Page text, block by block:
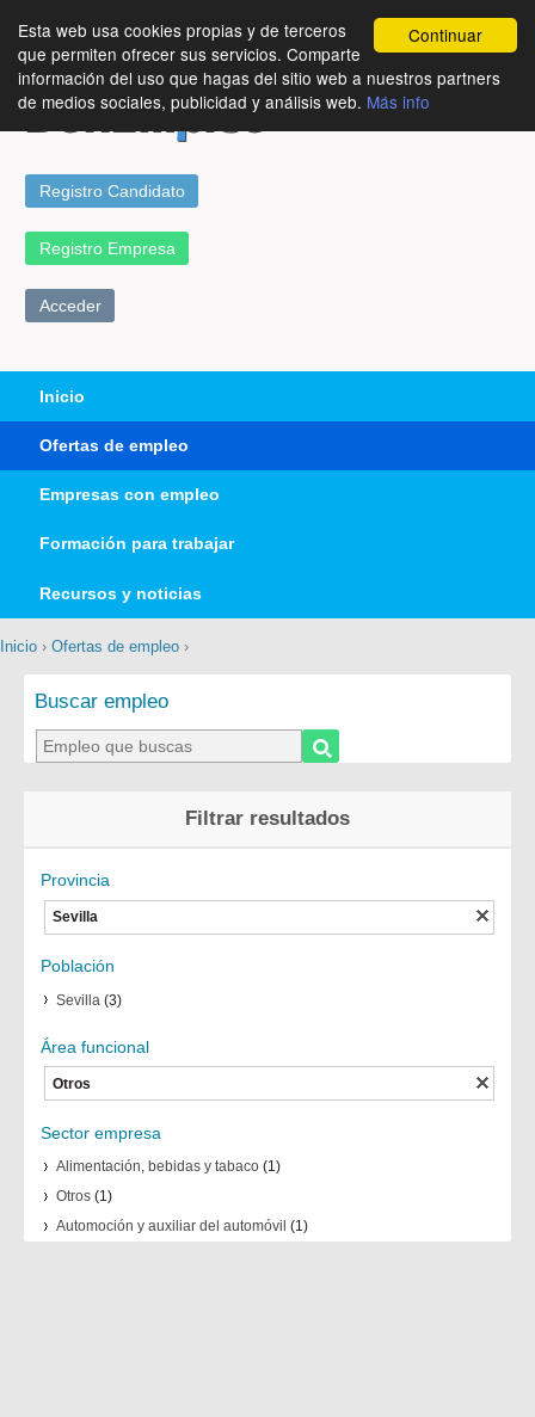
Continuar
Esta web usa cookies propias y de terceros
que permiten ofrecer sus servicios. Comparte
información del uso que hagas del sitio web a nuestros partners
de medios sociales, publicidad y análisis web. Más info
Registro Candidato
Registro Empresa
Acceder
Inicio
Ofertas de empleo
Empresas con empleo
Formación para trabajar
Recursos y noticias
Inicio › Ofertas de empleo ›
Buscar empleo
Filtrar resultados
Provincia
Sevilla
Población
Sevilla(3)
Área funcional
Otros
Sector empresa
Alimentación, bebidas y tabaco(1)
Otros(1)
Automoción y auxiliar del automóvil (1)